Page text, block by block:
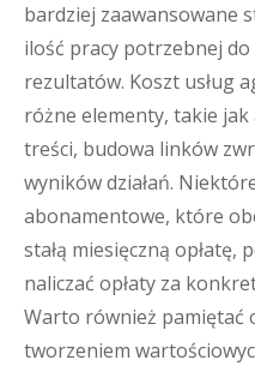
bardziej zaawansowane
ilość pracy potrzebnej
rezultatów. Koszt usług
różne elementy, takie
treści, budowa linków
wyników działań.
abonamentowe, które
stałą miesięczną opłatę,
naliczać opłaty za
Warto również pamiętać
tworzeniem